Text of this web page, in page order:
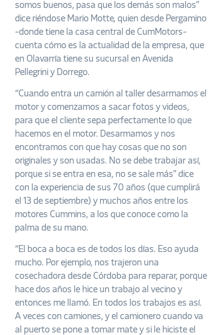
somos buenos, pasa que los demás son malos”
dice riéndose Mario Motte, quien desde Pergamino
-donde tiene la casa central de CumMotors-
cuenta cómo es la actualidad de la empresa, que
en Olavarría tiene su sucursal en Avenida
Pellegrini y Dorrego.
“Cuando entra un camión al taller desarmamos el
motor y comenzamos a sacar fotos y videos,
para que el cliente sepa perfectamente lo que
hacemos en el motor. Desarmamos y nos
encontramos con que hay cosas que no son
originales y son usadas. No se debe trabajar así,
porque si se entra en esa, no se sale más” dice
con la experiencia de sus 70 años (que cumplirá
el 13 de septiembre) y muchos años entre los
motores Cummins, a los que conoce como la
palma de su mano.
“El boca a boca es de todos los días. Eso ayuda
mucho. Por ejemplo, nos trajeron una
cosechadora desde Córdoba para reparar, porque
hace dos años le hice un trabajo al vecino y
entonces me llamó. En todos los trabajos es así.
A veces con camiones, y el camionero cuando va
al puerto se pone a tomar mate y si le hiciste el